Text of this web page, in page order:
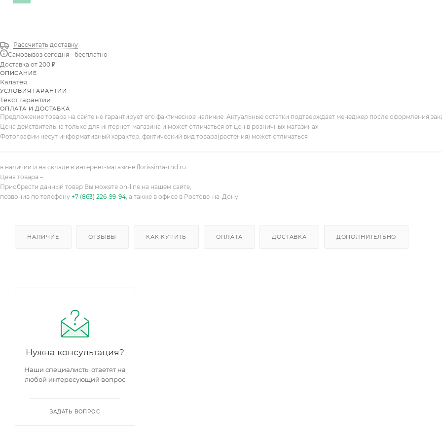
Рассчитать доставку
Самовывоз сегодня - бесплатно
Доставка от 200 ₽
ОПИСАНИЕ
Калатея
УСЛОВИЯ ГАРАНТИИ
Текст гарантии
ОПЛАТА И ДОСТАВКА
Предложение товара на сайте не гарантирует его фактическое наличие. Актуальные остатки подтверждает менеджер после оформления
Цена действительна только для интернет-магазина и может отличаться от цен в розничных магазинах
Фотографии несут информативный характер, фактический вид товара(растения) может отличаться
в наличии и на складе в интернет-магазине florissima-rnd.ru.
Цена товара –
Приобрести данный товар Вы можете on-line на нашем сайте,
позвонив по телефону +7 (863) 226-99-94, а также в офисе в Ростове-на-Дону.
НАЛИЧИЕ ОТЗЫВЫ КАК КУПИТЬ ОПЛАТА ДОСТАВКА ДОПОЛНИТЕЛЬНО
Нужна консультация?
Наши специалисты ответят на
любой интересующий вопрос
ЗАДАТЬ ВОПРОС